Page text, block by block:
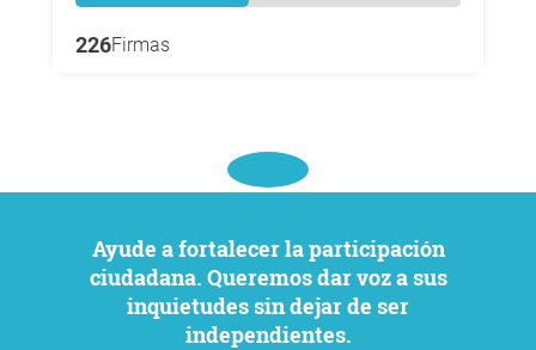
226Firmas
Ayude a fortalecer la participación
ciudadana. Queremos dar voz a sus
inquietudes sin dejar de ser
independientes.